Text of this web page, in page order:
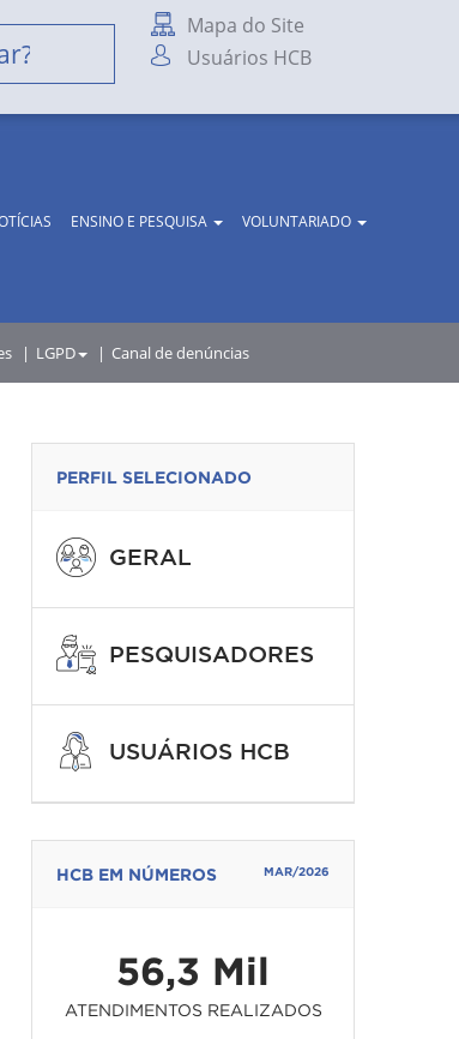
Mapa do Site
Usuários HCB
ENSINO E PESQUISA
VOLUNTARIADO
LGPD Canal de denúncias
PERFIL SELECIONADO
GERAL
PESQUISADORES
USUÁRIOS HCB
HCB EM NÚMEROS MAR/2026
56,3 Mil
ATENDIMENTOS REALIZADOS